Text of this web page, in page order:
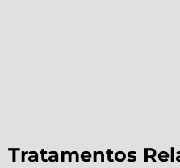
Tratamentos